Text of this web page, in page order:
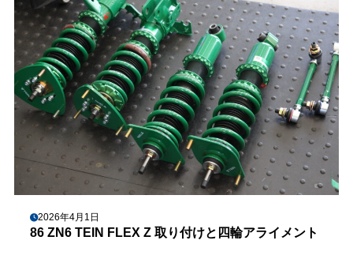
2026年4月1日
86 ZN6 TEIN FLEX Z 取り付けと四輪アライメント